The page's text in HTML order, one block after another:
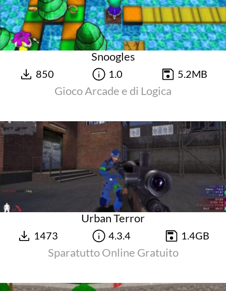
Snoogles
850 1.0 5.2MB
Gioco Arcade e di Logica
Urban Terror
1473 4.3.4 1.4GB
Sparatutto Online Gratuito